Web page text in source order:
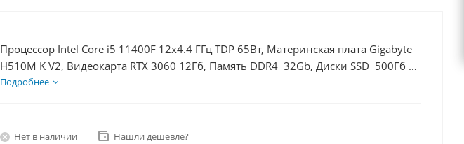
Процессор Intel Core i5 11400F 12x4.4 ГГц TDP 65Вт, Материнская плата Gigabyte
H510M K V2, Видеокарта RTX 3060 12Гб, Память DDR4 32Gb, Диски SSD 500Гб +
HDD 2Тб, БП 600Вт
Подробнее
Нет в наличии Нашли дешевле?